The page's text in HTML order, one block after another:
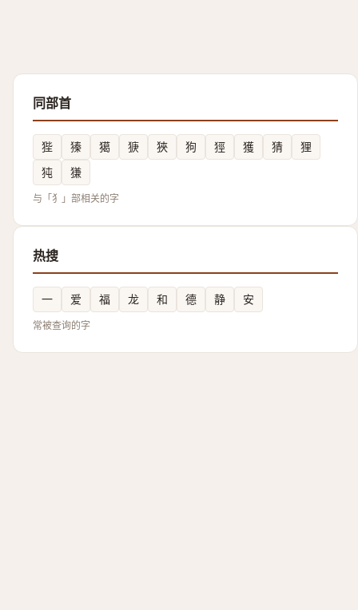
同部首
狴 獉 獦 㹹 狹 狗 㹵 獲 猜
狸
㹠
㺌
与「犭」部相关的字
热搜
一 爱 福 龙 和 德 静 安
常被查询的字